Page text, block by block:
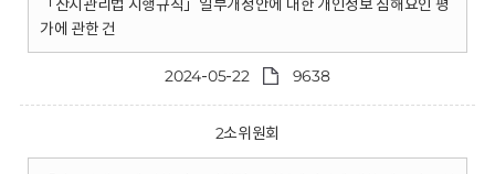
「산지관리법 시행규칙」일부개정안에 대한 개인정보 침해요인 평
가에 관한 건
2024-05-22 9638
2소위원회